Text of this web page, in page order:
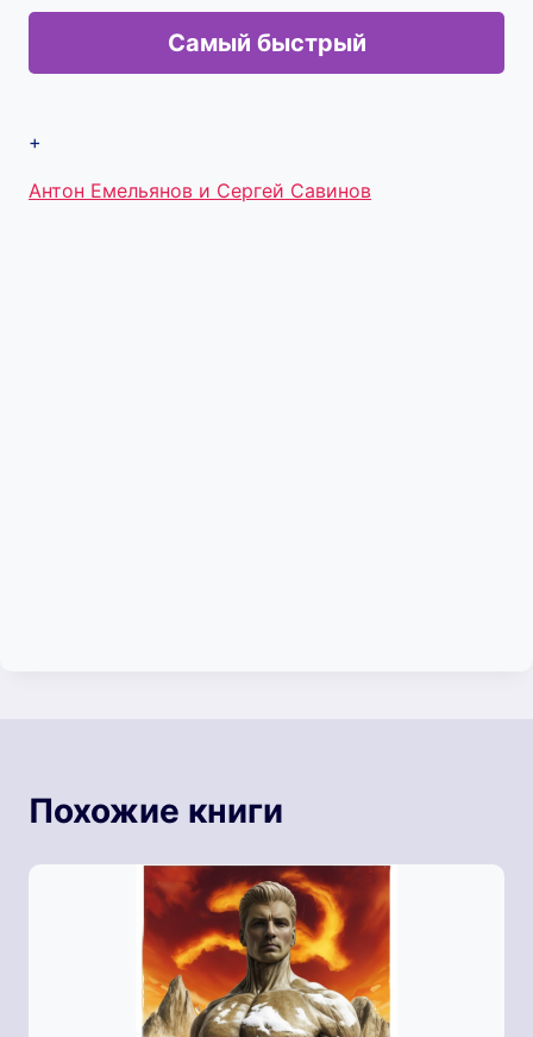
Самый быстрый
+
Метки
Антон Емельянов и Сергей Савинов
Похожие книги